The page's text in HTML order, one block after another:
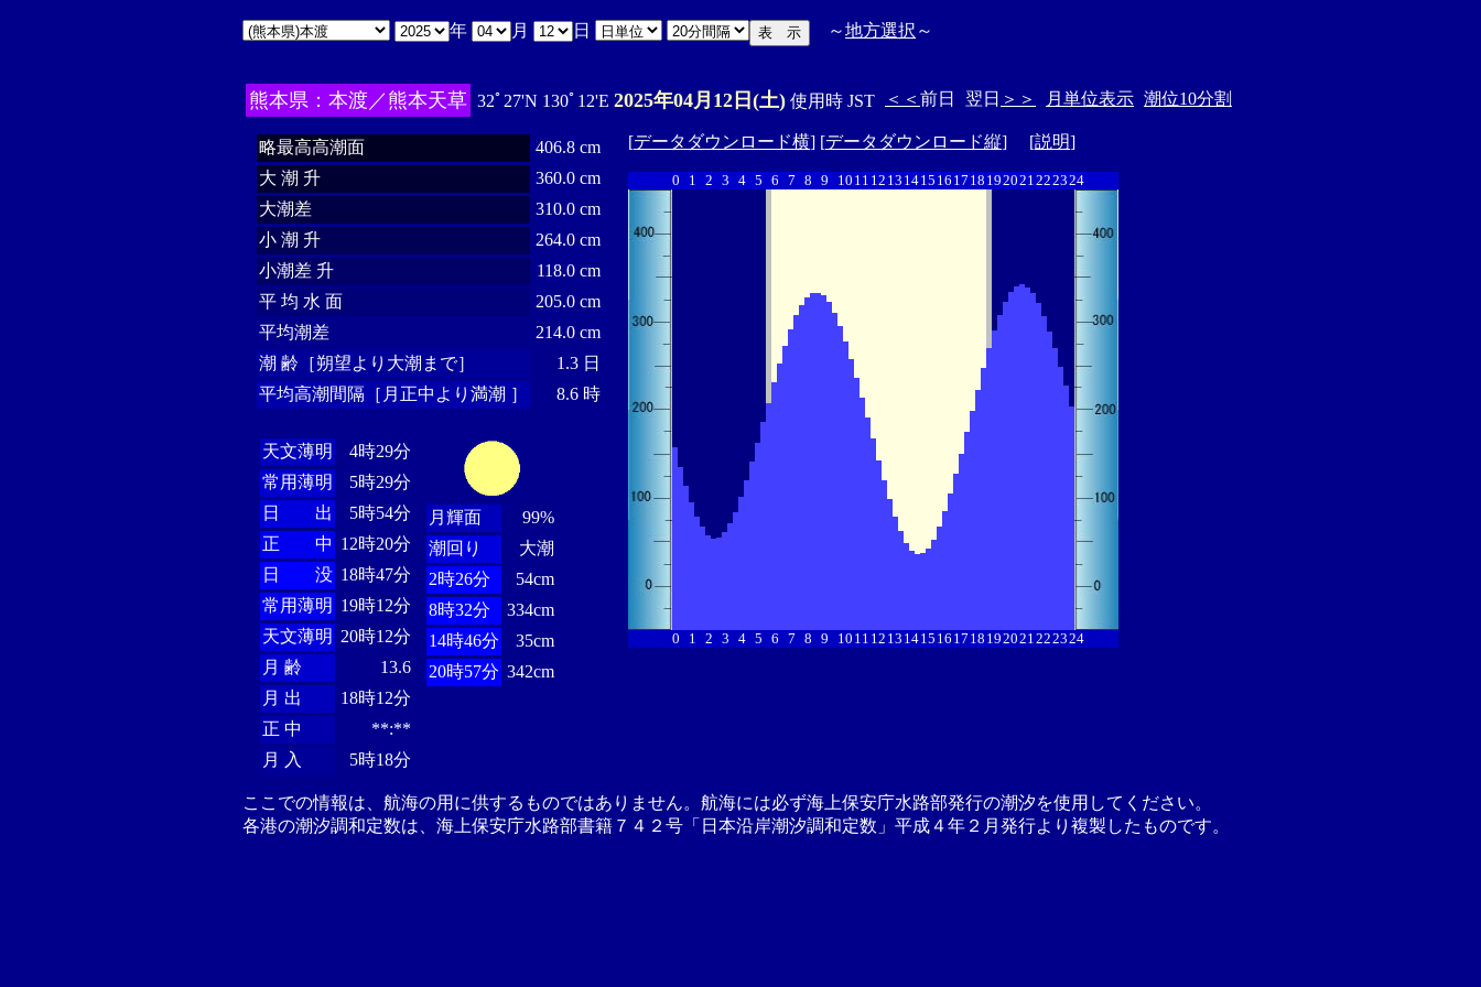
年 月 日 ～地方選択 ～
熊本県：本渡／熊本天草 32ﾟ27'N 130ﾟ12'E 2025年04月12日(土) 使用時 JST ＜＜ 前日 翌日 ＞＞ 月単位表示 潮位10分割
略最高高潮面
406.8 cm
大 潮 升
360.0 cm
大潮差
310.0 cm
小 潮 升
264.0 cm
小潮差 升
118.0 cm
平 均 水 面
205.0 cm
平均潮差
214.0 cm
潮 齢［朔望より大潮まで］
1.3 日
平均高潮間隔［月正中より満潮 ］
8.6 時
天文薄明
4時29分
常用薄明
5時29分
日 出
5時54分
正 中 12時20分
日 没 18時47分
常用薄明 19時12分
天文薄明 20時12分
月 齢
13.6
月 出
18時12分
正 中
**:**
月 入
5時18分
月輝面
99%
潮回り
大潮
2時26分
54cm
8時32分
334cm
14時46分
35cm
20時57分 342cm
[データダウンロード横] [データダウンロード縦] [説明]
0 1 2 3 4 5 6 7 8 9 10 11 12 13 1415 16 17 18 192021222324
0 1 2 3 4 5 6 7 8 9 10 11 12 13 1415 16 17 18 192021222324
ここでの情報は、航海の用に供するものではありません。航海には必ず海上保安庁水路部発行の潮汐を使用してください。
各港の潮汐調和定数は、海上保安庁水路部書籍７４２号「日本沿岸潮汐調和定数」平成４年２月発行より複製したものです。